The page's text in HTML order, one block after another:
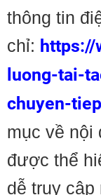
thông tin
chỉ: https://
luong-tai-
chuyen-
mục về nội
được thể
dễ truy cập